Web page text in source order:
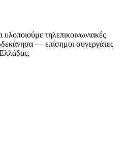
τηλεπικοινωνιακές
— επίσημοι συνεργάτες